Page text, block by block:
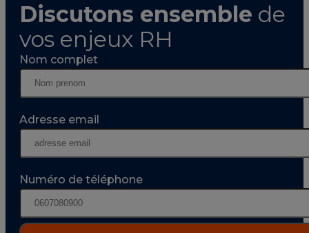
Discutons ensemble de
vos enjeux RH
Nom complet
Adresse email
Numéro de téléphone